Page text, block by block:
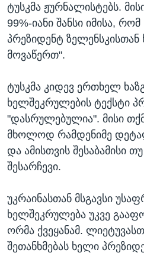
ტუსკმა ჟურნალისტებს.
99%-იანი შანსი იმისა, რომ
პრეზიდენტ ზელენსკისთან
მოვაწერთ".
ტუსკმა კიდევ ერთხელ
ხელშეკრულების ტექსტი
"დასრულებულია". მისი
მხოლოდ რამდენიმე
და ამისთვის შესაბამისი
შესარჩევი.
უკრაინასთან მსგავსი
ხელშეკრულება უკვე
ორმა ქვეყანამ.
შეთანხმებას ხელი